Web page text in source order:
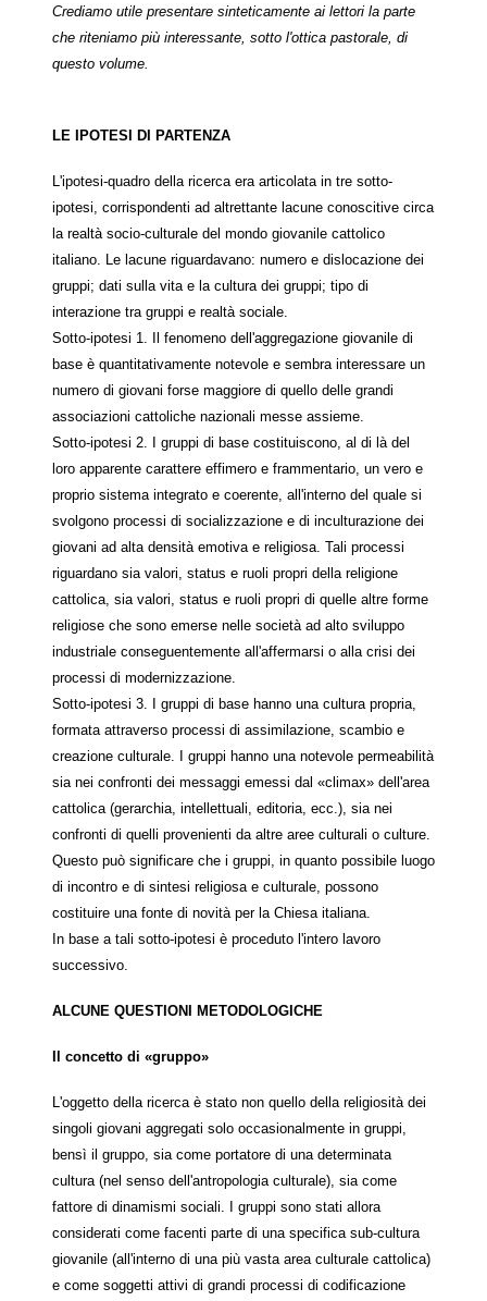
Crediamo utile presentare sinteticamente ai lettori la parte
che riteniamo più interessante, sotto l'ottica pastorale, di
questo volume.
LE IPOTESI DI PARTENZA
L'ipotesi-quadro della ricerca era articolata in tre sotto-
ipotesi, corrispondenti ad altrettante lacune conoscitive circa
la realtà socio-culturale del mondo giovanile cattolico
italiano. Le lacune riguardavano: numero e dislocazione dei
gruppi; dati sulla vita e la cultura dei gruppi; tipo di
interazione tra gruppi e realtà sociale.
Sotto-ipotesi 1. Il fenomeno dell'aggregazione giovanile di
base è quantitativamente notevole e sembra interessare un
numero di giovani forse maggiore di quello delle grandi
associazioni cattoliche nazionali messe assieme.
Sotto-ipotesi 2. I gruppi di base costituiscono, al di là del
loro apparente carattere effimero e frammentario, un vero e
proprio sistema integrato e coerente, all'interno del quale si
svolgono processi di socializzazione e di inculturazione dei
giovani ad alta densità emotiva e religiosa. Tali processi
riguardano sia valori, status e ruoli propri della religione
cattolica, sia valori, status e ruoli propri di quelle altre forme
religiose che sono emerse nelle società ad alto sviluppo
industriale conseguentemente all'affermarsi o alla crisi dei
processi di modernizzazione.
Sotto-ipotesi 3. I gruppi di base hanno una cultura propria,
formata attraverso processi di assimilazione, scambio e
creazione culturale. I gruppi hanno una notevole permeabilità
sia nei confronti dei messaggi emessi dal «climax» dell'area
cattolica (gerarchia, intellettuali, editoria, ecc.), sia nei
confronti di quelli provenienti da altre aree culturali o culture.
Questo può significare che i gruppi, in quanto possibile luogo
di incontro e di sintesi religiosa e culturale, possono
costituire una fonte di novità per la Chiesa italiana.
In base a tali sotto-ipotesi è proceduto l'intero lavoro
successivo.
ALCUNE QUESTIONI METODOLOGICHE
Il concetto di «gruppo»
L'oggetto della ricerca è stato non quello della religiosità dei
singoli giovani aggregati solo occasionalmente in gruppi,
bensì il gruppo, sia come portatore di una determinata
cultura (nel senso dell'antropologia culturale), sia come
fattore di dinamismi sociali. I gruppi sono stati allora
considerati come facenti parte di una specifica sub-cultura
giovanile (all'interno di una più vasta area culturale cattolica)
e come soggetti attivi di grandi processi di codificazione